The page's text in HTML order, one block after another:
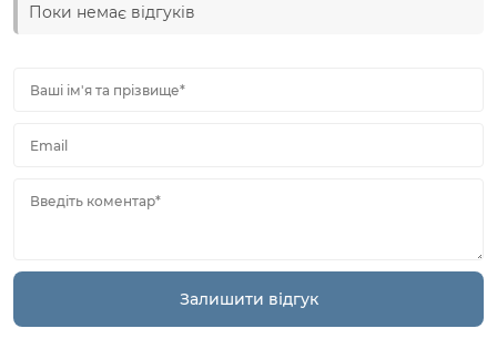
Поки немає відгуків
Ваші ім'я та прізвище*
Email
Введіть коментар*